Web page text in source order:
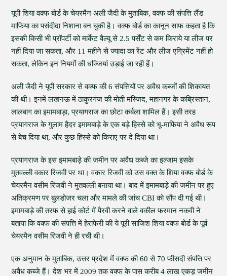
यूपी शिया वक्फ बोर्ड के चेयरमैन अली जैदी के मुताबिक, वक्फ की संपत्ति लैंड
माफिया का पसंदीदा निशाना बन चुकी है। वक्फ बोर्ड का कानून साफ कहता है कि
इसकी किसी भी प्रॉपर्टी को मार्केट वैल्यू से 2.5 पर्सेंट से कम किराये या लीज पर
नहीं दिया जा सकता, और 11 महीने से ज्यादा का रेंट और लीज एग्रिमेंट नहीं हो
सकता, लेकिन इन नियमों की धज्जियां उड़ाई जा रही हैं।
अली जैदी ने यूपी सरकार से वक्फ की 6 संपत्तियों पर अवैध कब्जों की शिकायत
की थी। इनमें लखनऊ में ठाकुरगंज की मोती मस्जिद, महानगर के कब्रिस्तान,
लालबाग का इमामबाड़ा, प्रयागराज का छोटा कर्बला शामिल हैं। इसी तरह
प्रयागराज के गुलाम हैदर इमामबाड़े के एक बड़े हिस्से को भू-माफिया ने अवैध रूप
से बेच दिया था, और कुछ हिस्से को किराए पर दे दिया था।
प्रयागराज के इस इमामबाड़े की जमीन पर अवैध कब्जे का इल्जाम इसके
मुतवल्ली वकार रिजवी पर था। वकार रिजवी को उस वक्त के शिया वक्फ बोर्ड के
चेयरमैन वसीम रिजवी ने मुतवल्ली बनाया था। बाद में इमामबाड़े की जमीन पर हुए
अतिक्रमण पर बुलडोजर चला और मामले की जांच CBI को सौंप दी गई थी।
इमामबाड़े की तरफ से हाई कोर्ट में पैरवी करने वाले वकील फरमान नकवी ने
बताया कि वक्फ की संपत्ति में हेराफेरी की ये पूरी साजिश शिया वक्फ बोर्ड के पूर्व
चेयरमैन वसीम रिजवी ने ही रची थी।
एक अनुमान के मुताबिक, उत्तर प्रदेश में वक्फ की 60 से 70 फीसदी संपत्ति पर
अवैध कब्जे हैं। देश भर में 2009 तक वक्फ के पास करीब 4 लाख एकड़ जमीन